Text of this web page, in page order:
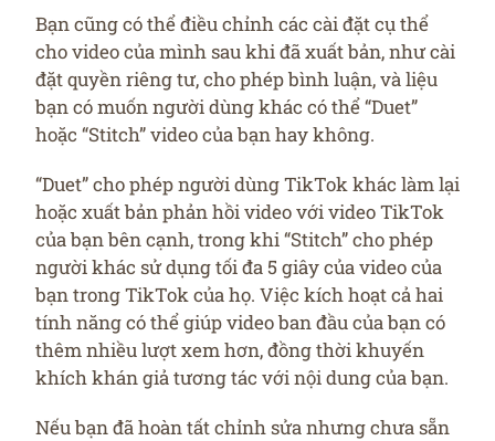
Bạn cũng có thể điều chỉnh các cài đặt cụ thể
cho video của mình sau khi đã xuất bản, như cài
đặt quyền riêng tư, cho phép bình luận, và liệu
bạn có muốn người dùng khác có thể “Duet”
hoặc “Stitch” video của bạn hay không.
“Duet” cho phép người dùng TikTok khác làm lại
hoặc xuất bản phản hồi video với video TikTok
của bạn bên cạnh, trong khi “Stitch” cho phép
người khác sử dụng tối đa 5 giây của video của
bạn trong TikTok của họ. Việc kích hoạt cả hai
tính năng có thể giúp video ban đầu của bạn có
thêm nhiều lượt xem hơn, đồng thời khuyến
khích khán giả tương tác với nội dung của bạn.
Nếu bạn đã hoàn tất chỉnh sửa nhưng chưa sẵn